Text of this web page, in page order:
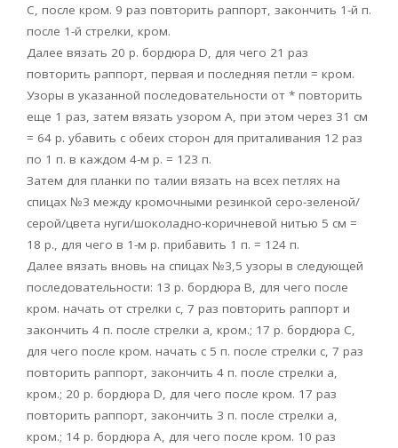
С, после кром. 9 раз повторить раппорт, закончить 1-й п.
после 1-й стрелки, кром.
Далее вязать 20 р. бордюра D, для чего 21 раз
повторить раппорт, первая и последняя петли = кром.
Узоры в указанной последовательности от * повторить
еще 1 раз, затем вязать узором А, при этом через 31 см
= 64 р. убавить с обеих сторон для приталивания 12 раз
по 1 п. в каждом 4-м р. = 123 п.
Затем для планки по талии вязать на всех петлях на
спицах №3 между кромочными резинкой серо-зеленой/
серой/цвета нуги/шоколадно-коричневой нитью 5 см =
18 р., для чего в 1-м р. прибавить 1 п. = 124 п.
Далее вязать вновь на спицах №3,5 узоры в следующей
последовательности: 13 р. бордюра В, для чего после
кром. начать от стрелки с, 7 раз повторить раппорт и
закончить 4 п. после стрелки а, кром.; 17 р. бордюра С,
для чего после кром. начать с 5 п. после стрелки с, 7 раз
повторить раппорт, закончить 4 п. после стрелки а,
кром.; 20 р. бордюра D, для чего после кром. 17 раз
повторить раппорт, закончить 3 п. после стрелки а,
кром.; 14 р. бордюра А, для чего после кром. 10 раз